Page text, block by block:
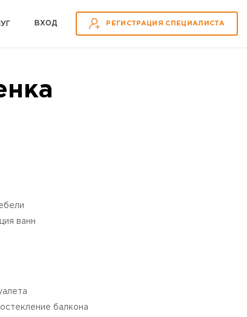
ВХOД РЕГИСТРАЦИЯ СПЕЦИАЛИСТА
ванн
балкона